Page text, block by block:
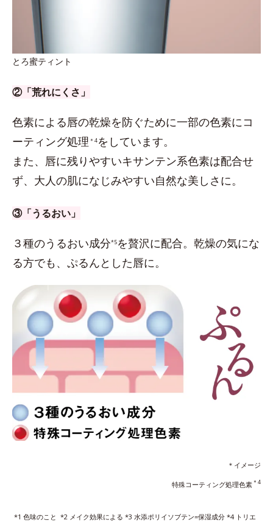
とろ蜜ティント
②「荒れにくさ」
色素による唇の乾燥を防ぐために一部の色素にコ
ーティング処理 ＊4をしています。
また、唇に残りやすいキサンテン系色素は配合せ
ず、大人の肌になじみやすい自然な美しさに。
③「うるおい」
３種のうるおい成分*5を贅沢に配合。乾燥の気にな
る方でも、ぷるんとした唇に。
＊イメージ
特殊コーティング処理色素＊4
*1 色味のこと *2 メイク効果による *3 水添ポリイソブテン=保湿成分 *4 トリエ